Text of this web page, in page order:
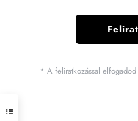
* A feliratkozással elfogadod